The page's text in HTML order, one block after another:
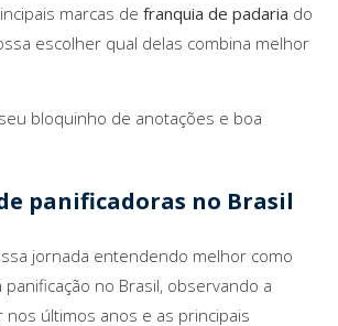
marcas de franquia de padaria do
escolher qual delas combina melhor
bloquinho de anotações e boa
panificadoras no Brasil
jornada entendendo melhor como
no Brasil, observando a
nos últimos anos e as principais